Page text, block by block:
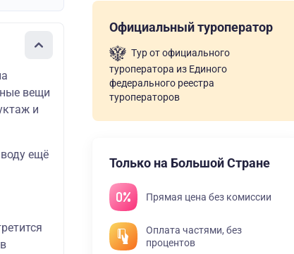
вещи
и
ещё
Официальный туроператор
Тур от официального
туроператора из Единого
федерального реестра
туроператоров
Только на Большой Стране
Прямая цена без комиссии
Оплата частями, без
процентов